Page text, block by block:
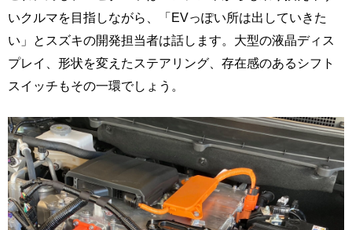
いクルマを目指しながら、「EVっぽい所は出していきた
い」とスズキの開発担当者は話します。大型の液晶ディス
プレイ、形状を変えたステアリング、存在感のあるシフト
スイッチもその一環でしょう。